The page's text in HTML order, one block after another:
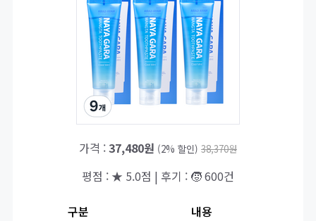
가격 :37,480원 (2% 할인) 38,370원
평점 : ★ 5.0점 | 후기 : 🧒 600건
구분 내용